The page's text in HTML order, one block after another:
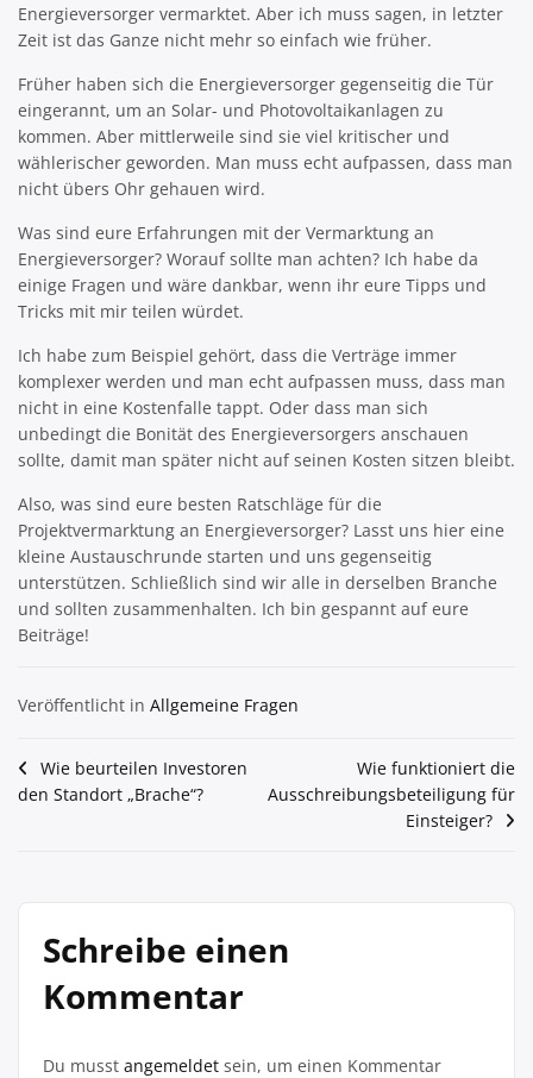
Energieversorger vermarktet. Aber ich muss sagen, in letzter
Zeit ist das Ganze nicht mehr so einfach wie früher.
Früher haben sich die Energieversorger gegenseitig die Tür
eingerannt, um an Solar- und Photovoltaikanlagen zu
kommen. Aber mittlerweile sind sie viel kritischer und
wählerischer geworden. Man muss echt aufpassen, dass man
nicht übers Ohr gehauen wird.
Was sind eure Erfahrungen mit der Vermarktung an
Energieversorger? Worauf sollte man achten? Ich habe da
einige Fragen und wäre dankbar, wenn ihr eure Tipps und
Tricks mit mir teilen würdet.
Ich habe zum Beispiel gehört, dass die Verträge immer
komplexer werden und man echt aufpassen muss, dass man
nicht in eine Kostenfalle tappt. Oder dass man sich
unbedingt die Bonität des Energieversorgers anschauen
sollte, damit man später nicht auf seinen Kosten sitzen bleibt.
Also, was sind eure besten Ratschläge für die
Projektvermarktung an Energieversorger? Lasst uns hier eine
kleine Austauschrunde starten und uns gegenseitig
unterstützen. Schließlich sind wir alle in derselben Branche
und sollten zusammenhalten. Ich bin gespannt auf eure
Beiträge!
Veröffentlicht in Allgemeine Fragen
Beitragsnavigation
Wie beurteilen Investoren
den Standort „Brache“?
Wie funktioniert die
Ausschreibungsbeteiligung für
Einsteiger?
Schreibe einen
Kommentar
Du musst angemeldet sein, um einen Kommentar